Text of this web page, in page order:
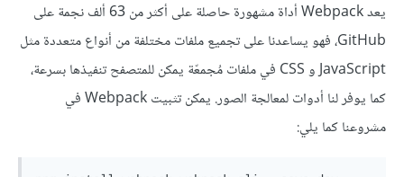
يعد Webpack أداة مشهورة حاصلة على أكثر من 63 ألف نجمة على
GitHub، فهو يساعدنا على تجميع ملفات مختلفة من أنواع متعددة مثل
JavaScript و CSS في ملفات مُجمعّة يمكن للمتصفح تنفيذها بسرعة،
كما يوفر لنا أدوات لمعالجة الصور. يمكن تثبيت Webpack في
مشروعنا كما يلي: